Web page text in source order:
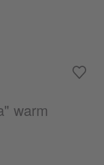
warm